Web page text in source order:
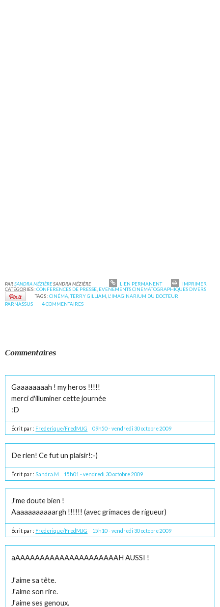
PARSANDRA MÉZIÈRESANDRA MÉZIÈRE LIEN PERMANENT
IMPRIMER
CATÉGORIES :CONFERENCES DE PRESSE, EVENEMENTS CINEMATOGRAPHIQUES DIVERS
TAGS :CINÉMA,TERRY GILLIAM, L'IMAGINARIUM DU DOCTEUR
PARNASSUS
4COMMENTAIRES
Commentaires
Gaaaaaaaah ! my heros !!!!!
merci d'illuminer cette journée
:D
Écrit par : Frederique/FredMJG 09h50-vendredi 30 octobre 2009
De rien! Ce fut un plaisir!:-)
Écrit par : Sandra.M 15h01 -vendredi 30 octobre 2009
J'me doute bien !
Aaaaaaaaaaargh !!!!!! (avec grimaces de rigueur)
Écrit par : Frederique/FredMJG 15h10-vendredi 30 octobre 2009
aAAAAAAAAAAAAAAAAAAAAAH AUSSI !
J'aime sa tête.
J'aime son rire.
J'aime ses genoux.